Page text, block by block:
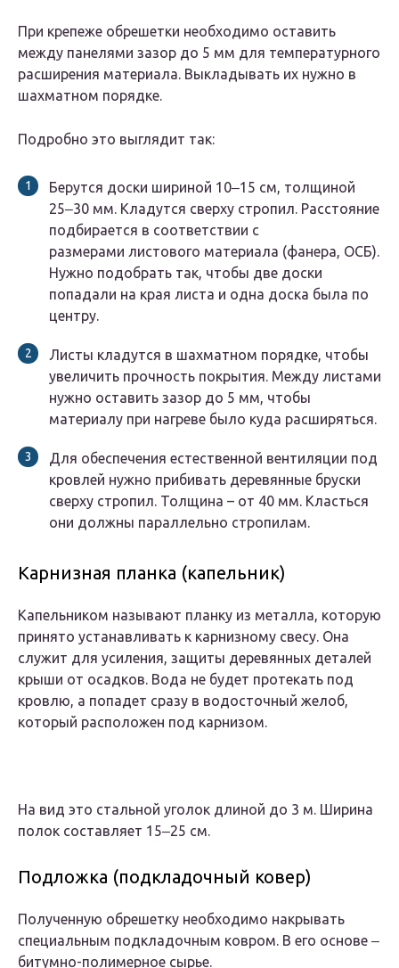
При крепеже обрешетки необходимо оставить
между панелями зазор до 5 мм для температурного
расширения материала. Выкладывать их нужно в
шахматном порядке.
Подробно это выглядит так:
Берутся доски шириной 10‒15 см, толщиной
25‒30 мм. Кладутся сверху стропил. Расстояние
подбирается в соответствии с
размерами листового материала (фанера, ОСБ).
Нужно подобрать так, чтобы две доски
попадали на края листа и одна доска была по
центру.
Листы кладутся в шахматном порядке, чтобы
увеличить прочность покрытия. Между листами
нужно оставить зазор до 5 мм, чтобы
материалу при нагреве было куда расширяться.
Для обеспечения естественной вентиляции под
кровлей нужно прибивать деревянные бруски
сверху стропил. Толщина – от 40 мм. Класться
они должны параллельно стропилам.
Карнизная планка (капельник)
Капельником называют планку из металла, которую
принято устанавливать к карнизному свесу. Она
служит для усиления, защиты деревянных деталей
крыши от осадков. Вода не будет протекать под
кровлю, а попадет сразу в водосточный желоб,
который расположен под карнизом.
На вид это стальной уголок длиной до 3 м. Ширина
полок составляет 15‒25 см.
Подложка (подкладочный ковер)
Полученную обрешетку необходимо накрывать
специальным подкладочным ковром. В его основе ‒
битумно-полимерное сырье.